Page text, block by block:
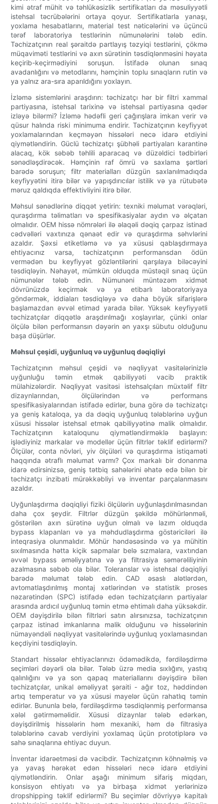
kimi ətraf mühit və təhlükəsizlik sertifikatları da məsuliyyətli
istehsal təcrübələrini ortaya qoyur. Sertifikatlarla yanaşı,
yoxlama hesabatlarını, material test nəticələrini və üçüncü
tərəf laboratoriya testlərinin nümunələrini tələb edin.
Təchizatçının real şəraitdə partlayış təzyiqi testlərini, çökmə
müqaviməti testlərini və axın sürətinin təsdiqlənməsini həyata
keçirib-keçirmədiyini soruşun. İstifadə olunan sınaq
avadanlığını və metodlarını, həmçinin toplu sınaqların rutin və
ya yalnız ara-sıra aparıldığını yoxlayın.
İzləmə sistemlərini araşdırın: təchizatçı hər bir filtri xammal
partiyasına, istehsal tarixinə və istehsal partiyasına qədər
izləyə bilərmi? İzləmə hədəfli geri çağırışlara imkan verir və
qüsur halında riski minimuma endirir. Təchizatçının keyfiyyət
yoxlamalarından keçməyən hissələri necə idarə etdiyini
qiymətləndirin. Güclü təchizatçı şübhəli partiyaları karantinə
alacaq, kök səbəb təhlili aparacaq və düzəldici tədbirləri
sənədləşdirəcək. Həmçinin raf ömrü və saxlama şərtləri
barədə soruşun; filtr materialları düzgün saxlanılmadıqda
keyfiyyətini itirə bilər və yapışdırıcılar istilik və ya rütubətə
məruz qaldıqda effektivliyini itirə bilər.
Məhsul sənədlərinə diqqət yetirin: texniki məlumat vərəqləri,
quraşdırma təlimatları və spesifikasiyalar aydın və əlçatan
olmalıdır. OEM hissə nömrələri ilə əlaqəli dəqiq çarpaz istinad
cədvəlləri vaxtınıza qənaət edir və quraşdırma səhvlərini
azaldır. Şəxsi etiketləmə və ya xüsusi qablaşdırmaya
ehtiyacınız varsa, təchizatçının performansdan ödün
vermədən bu keyfiyyət gözləntilərini qarşılaya biləcəyini
təsdiqləyin. Nəhayət, mümkün olduqda müstəqil sınaq üçün
nümunələr tələb edin. Nümunəni müntəzəm xidmət
dövrünüzdə keçirmək və ya etibarlı laboratoriyaya
göndərmək, iddiaları təsdiqləyə və daha böyük sifarişlərə
başlamazdan əvvəl etimad yarada bilər. Yüksək keyfiyyətli
təchizatçılar diqqətlə araşdırılmağı xoşlayırlar, çünki onlar
ölçülə bilən performansın dəyərin ən yaxşı sübutu olduğunu
başa düşürlər.
Məhsul çeşidi, uyğunluq və uyğunluq dəqiqliyi
Təchizatçının məhsul çeşidi və nəqliyyat vasitələrinizlə
uyğunluğu təmin etmək qabiliyyəti vacib praktik
mülahizələrdir. Nəqliyyat vasitəsi istehsalçıları müxtəlif filtr
dizaynlarından, ölçülərindən və performans
spesifikasiyalarından istifadə edirlər, buna görə də təchizatçı
ya geniş kataloqa, ya da dəqiq uyğunluq tələblərinə uyğun
xüsusi hissələr istehsal etmək qabiliyyətinə malik olmalıdır.
Təchizatçının kataloqunu qiymətləndirməklə başlayın:
işlədiyiniz markalar və modellər üçün filtrlər təklif edirlərmi?
Ölçülər, conta növləri, yiv ölçüləri və quraşdırma istiqaməti
haqqında ətraflı məlumat varmı? Çox markalı bir donanma
idarə edirsinizsə, geniş tətbiq sahələrini əhatə edə bilən bir
təchizatçı inzibati mürəkkəbliyi və inventar parçalanmasını
azaldır.
Uyğunlaşdırma dəqiqliyi fiziki ölçülərin uyğunlaşdırılmasından
daha çox şeydir. Filtrlər düzgün şəkildə möhürlənməli,
göstərilən axın sürətinə uyğun olmalı və lazım olduqda
bypass klapanları və ya məhdudlaşdırma göstəriciləri ilə
inteqrasiya olunmalıdır. Möhür həndəsəsində və ya mühitin
sıxılmasında hətta kiçik sapmalar belə sızmalara, vaxtından
əvvəl bypass əməliyyatına və ya filtrasiya səmərəliliyinin
azalmasına səbəb ola bilər. Toleranslar və istehsal dəqiqliyi
barədə məlumat tələb edin. CAD əsaslı alətlərdən,
avtomatlaşdırılmış montaj xətlərindən və statistik proses
nəzarətindən (SPC) istifadə edən təchizatçıların partiyalar
arasında ardıcıl uyğunluq təmin etmə ehtimalı daha yüksəkdir.
OEM dəyişdirilə bilən filtrləri satın alırsınızsa, təchizatçının
çarpaz istinad imkanlarına malik olduğunu və hissələrinin
nümayəndəli nəqliyyat vasitələrində uyğunluq yoxlamasından
keçdiyini təsdiqləyin.
Standart hissələr ehtiyaclarınızı ödəmədikdə, fərdiləşdirmə
seçimləri dəyərli ola bilər. Tələb üzrə media sıxlığını, yastıq
qalınlığını və ya son qapaq materiallarını dəyişdirə bilən
təchizatçılar, unikal əməliyyat şəraiti - ağır toz, həddindən
artıq temperatur və ya xüsusi mayelər üçün rahatlıq təmin
edirlər. Bununla belə, fərdiləşdirmə təsdiqlənmiş performansa
xələl gətirməməlidir. Xüsusi dizaynlar tələb edərkən,
dəyişdirilmiş hissələrin həm mexaniki, həm də filtrasiya
tələblərinə cavab verdiyini yoxlamaq üçün prototiplərə və
sahə sınaqlarına ehtiyac duyun.
İnventar idarəetməsi də vacibdir. Təchizatçının köhnəlmiş və
ya yavaş hərəkət edən hissələri necə idarə etdiyini
qiymətləndirin. Onlar aşağı minimum sifariş miqdarı,
konsisyon ehtiyatı və ya birbaşa xidmət yerlərinizə
dropshipping təklif edirlərmi? Bu seçimlər dövriyyə kapitalı